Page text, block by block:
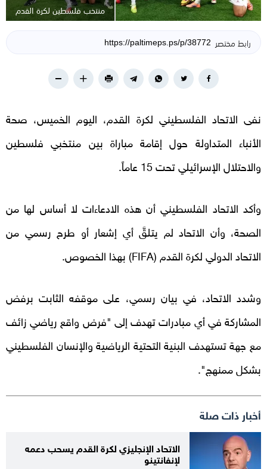
منتخب فلسطين لكرة القدم
رابط مختصر
نفى الاتحاد الفلسطيني لكرة القدم، اليوم الخميس، صحة
الأنباء المتداولة حول إقامة مباراة بين منتخبي فلسطين
والاحتلال الإسرائيلي تحت 15 عاماً.
وأكد الاتحاد الفلسطيني أن هذه الادعاءات لا أساس لها من
الصحة، وأن الاتحاد لم يتلقَّ أي إشعار أو طرح رسمي من
الاتحاد الدولي لكرة القدم (FIFA) بهذا الخصوص.
وشدد الاتحاد، في بيان رسمي، على موقفه الثابت برفض
المشاركة في أي مبادرات تهدف إلى "فرض واقع رياضي زائف
مع جهة تستهدف البنية التحتية الرياضية والإنسان الفلسطيني
بشكل ممنهج".
أخبار ذات صلة
الاتحاد الإنجليزي لكرة القدم يسحب دعمه
لإنفانتينو